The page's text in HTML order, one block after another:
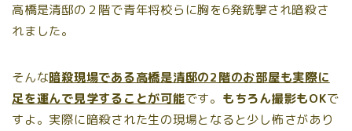
高橋是清邸の２階で青年将校らに胸を6発銃撃され暗殺さ
れました。
そんな暗殺現場である高橋是清邸の2階のお部屋も実際に
足を運んで見学することが可能です。 もちろん撮影もOKで
すよ。実際に暗殺された生の現場となると少し怖さがあり